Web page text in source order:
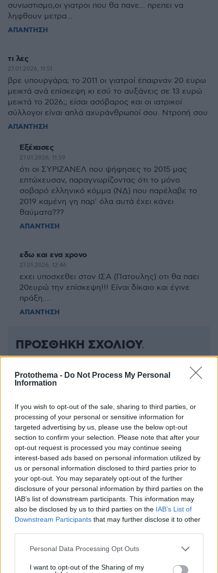
Protothema - Do Not Process My Personal
Information
If you wish to opt-out of the sale, sharing to third parties, or
processing of your personal or sensitive information for
targeted advertising by us, please use the below opt-out
section to confirm your selection. Please note that after your
opt-out request is processed you may continue seeing
interest-based ads based on personal information utilized by
us or personal information disclosed to third parties prior to
your opt-out. You may separately opt-out of the further
disclosure of your personal information by third parties on the
IAB’s list of downstream participants. This information may
also be disclosed by us to third parties on the IAB’s List of
Downstream Participants that may further disclose it to other
Please note that this website/app uses one or more Google
not limited to your visit or usage behaviour. You may click to
Personal Data Processing Opt Outs
I want to opt-out of the Sharing of my
συνωστισμο,οι γιατροι που θα πανε... πρεπει να
ληφθουν μετρα...
ΑΠΑΝΤΗΣΗ
τι λες
27.01.2026, 11:51
βρε υπουργάρα; το 2011 οι γιατροί έπαιρναν 20 ευρω
μεικτά ανά επίσκεψη κι εσύ το αυξάνεις σε 13 ευρώ
μεικτά το 2026;; είσαι ασόβαρος και οι ιατρικοί
σύλλογοι είναι απλά αχυράνθρωποί σου. Ντροπή σου
ΑΠΑΝΤΗΣΗ
Εξέχασες
27.01.2026, 11:59
ότι οι ΣΥΡΙΖΑΝΕΛ που ψήφησες το 2015 μας
επτώχευσαν, παραγνωρίζοντας ότι το μόνο
σοβαρό ελληνικό κόμμα (ΝΔ) που παρέλαβε το
2019 καμένη γη παρ' όλα αυτά έχει κάνει
θαύματα???
ΑΠΑΝΤΗΣΗ
εδω και ενα χρονο
27.01.2026, 12:46
εχει υποσχεθει στον ΙΣΑ (Πατουλης) οτι θα παει
20ευρώ την επίσκεψη!!! Είναι δίκαιο και έγινε
πράξη....
ΑΠΑΝΤΗΣΗ
ΠΡΟΣΘΗΚΗ ΣΧΟΛΙΟΥ
EMAIL
ΣΧΌΛΙΟ *
Απομένουν 2500χαρακτήρες